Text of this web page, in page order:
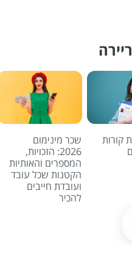
קורות
שכר מינימום
2026: הזכויות,
המספרים והאותיות
הקטנות שכל עובד
ועובדת חייבים
להכיר